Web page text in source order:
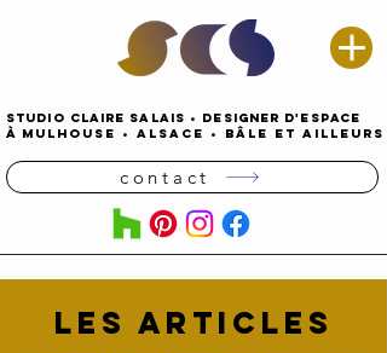
STUDIO CLAIRE SALAIS • DESIGNER D'espace
À MULHOUSE • alsace • Bâle ET AILLEURS
contact
LES ARTICLES